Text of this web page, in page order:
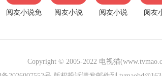
阅友小说免 阅友小说 阅友小说 阅友
Copyright © 2005-2022 电视猫